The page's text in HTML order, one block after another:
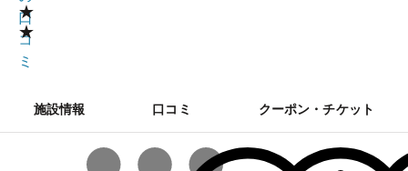
★
★
口
コ
ミ
施設情報 口コミ クーポン・チケット